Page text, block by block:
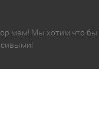
мам! Мы хотим что бы